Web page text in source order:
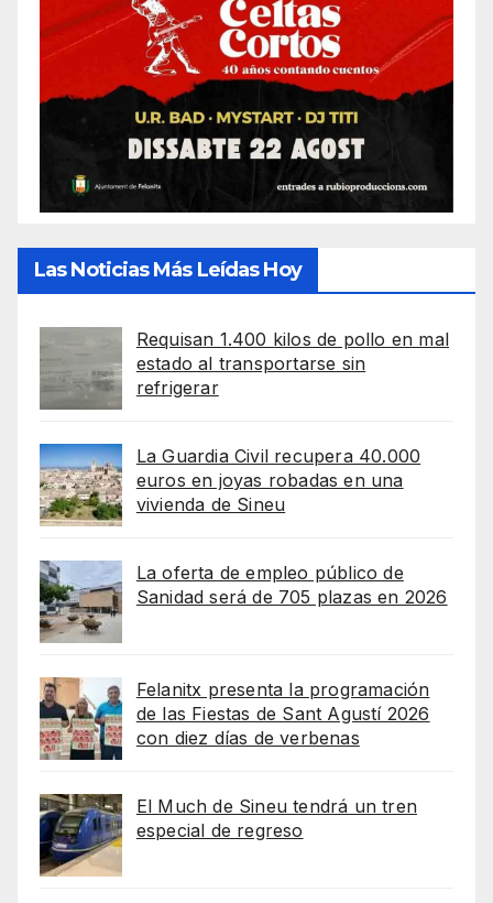
Las Noticias Más Leídas Hoy
Requisan 1.400 kilos de pollo en mal
estado al transportarse sin
refrigerar
La Guardia Civil recupera 40.000
euros en joyas robadas en una
vivienda de Sineu
La oferta de empleo público de
Sanidad será de 705 plazas en 2026
Felanitx presenta la programación
de las Fiestas de Sant Agustí 2026
con diez días de verbenas
El Much de Sineu tendrá un tren
especial de regreso